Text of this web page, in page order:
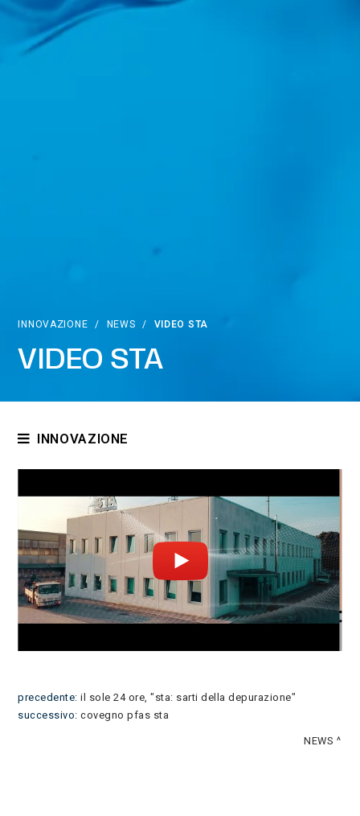
INNOVAZIONE / NEWS / VIDEO STA
VIDEO STA
INNOVAZIONE
News
Processo UTN
Rilievi - Modello BIM
precedente:il sole 24 ore, "sta: sarti della depurazione"
successivo:covegno pfas sta
NEWS